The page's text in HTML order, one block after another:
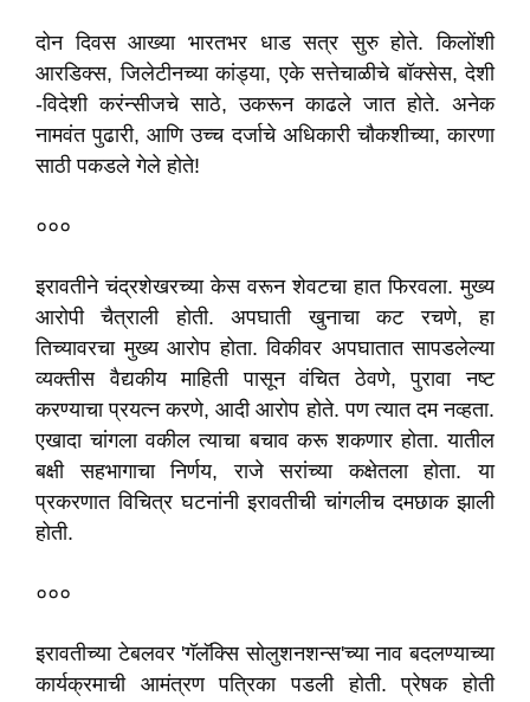
दोन दिवस आख्या भारतभर धाड सत्र सुरु होते. किलोंशी
आरडिक्स, जिलेटीनच्या कांड्या, एके सत्तेचाळीचे बॉक्सेस, देशी
-विदेशी करंन्सीजचे साठे, उकरून काढले जात होते. अनेक
नामवंत पुढारी, आणि उच्च दर्जाचे अधिकारी चौकशीच्या, कारणा
साठी पकडले गेले होते!
०००
इरावतीने चंद्रशेखरच्या केस वरून शेवटचा हात फिरवला. मुख्य
आरोपी चैत्राली होती. अपघाती खुनाचा कट रचणे, हा
तिच्यावरचा मुख्य आरोप होता. विकीवर अपघातात सापडलेल्या
व्यक्तीस वैद्यकीय माहिती पासून वंचित ठेवणे, पुरावा नष्ट
करण्याचा प्रयत्न करणे, आदी आरोप होते. पण त्यात दम नव्हता.
एखादा चांगला वकील त्याचा बचाव करू शकणार होता. यातील
बक्षी सहभागाचा निर्णय, राजे सरांच्या कक्षेतला होता. या
प्रकरणात विचित्र घटनांनी इरावतीची चांगलीच दमछाक झाली
होती.
०००
इरावतीच्या टेबलवर 'गॅलॅक्सि सोलुशनशन्स'च्या नाव बदलण्याच्या
कार्यक्रमाची आमंत्रण पत्रिका पडली होती. प्रेषक होती